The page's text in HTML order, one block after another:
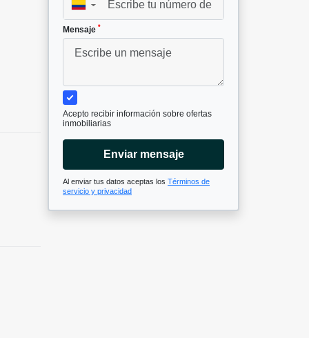
▼
Mensaje *
Acepto recibir información sobre ofertas
inmobiliarias
Enviar mensaje
Al enviar tus datos aceptas los Términos de
servicio y privacidad